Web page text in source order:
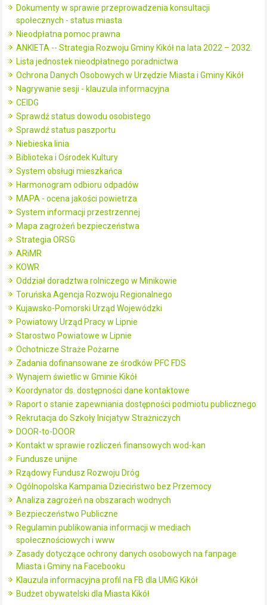
Dokumenty w sprawie przeprowadzenia konsultacji
społecznych - status miasta
Nieodpłatna pomoc prawna
ANKIETA -- Strategia Rozwoju Gminy Kikół na lata 2022 – 2032.
Lista jednostek nieodpłatnego poradnictwa
Ochrona Danych Osobowych w Urzędzie Miasta i Gminy Kikół
Nagrywanie sesji - klauzula informacyjna
CEIDG
Sprawdź status dowodu osobistego
Sprawdź status paszportu
Niebieska linia
Biblioteka i Ośrodek Kultury
System obsługi mieszkańca
Harmonogram odbioru odpadów
MAPA - ocena jakości powietrza
System informacji przestrzennej
Mapa zagrożeń bezpieczeństwa
Strategia ORSG
ARiMR
KOWR
Oddział doradztwa rolniczego w Minikowie
Toruńska Agencja Rozwoju Regionalnego
Kujawsko-Pomorski Urząd Wojewódzki
Powiatowy Urząd Pracy w Lipnie
Starostwo Powiatowe w Lipnie
Ochotnicze Straże Pożarne
Zadania dofinansowane ze środków PFC FDS
Wynajem świetlic w Gminie Kikół
Koordynator ds. dostępności dane kontaktowe
Raport o stanie zapewniania dostępności podmiotu publicznego
Rekrutacja do Szkoły Inicjatyw Strażniczych
DOOR-to-DOOR
Kontakt w sprawie rozliczeń finansowych wod-kan
Fundusze unijne
Rządowy Fundusz Rozwoju Dróg
Ogólnopolska Kampania Dzieciństwo bez Przemocy
Analiza zagrożeń na obszarach wodnych
Bezpieczeństwo Publiczne
Regulamin publikowania informacji w mediach
społecznościowych i www
Zasady dotyczące ochrony danych osobowych na fanpage
Miasta i Gminy na Facebooku
Klauzula informacyjna profil na FB dla UMiG Kikół
Budżet obywatelski dla Miasta Kikół